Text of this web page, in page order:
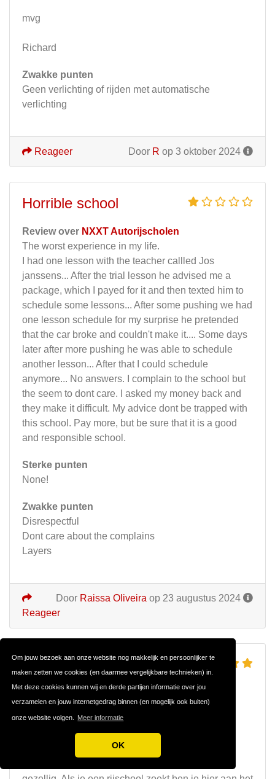
Om jouw bezoek aan onze website nog makkelijk en persoonlijker te
maken zetten we cookies (en daarmee vergelijkbare technieken) in.
Met deze cookies kunnen wij en derde partijen informatie over jou
verzamelen en jouw internetgedrag binnen (en mogelijk ook buiten)
onze website volgen. Meer informatie
OK
mvg
Richard
Zwakke punten
Geen verlichting of rijden met automatische
verlichting
Door R op 3 oktober 2024
Reageer
Horrible school
Review over NXXT Autorijscholen
The worst experience in my life.
I had one lesson with the teacher callled Jos
janssens... After the trial lesson he advised me a
package, which I payed for it and then texted him to
schedule some lessons... After some pushing we had
one lesson schedule for my surprise he pretended
that the car broke and couldn't make it.... Some days
later after more pushing he was able to schedule
another lesson... After that I could schedule
anymore... No answers. I complain to the school but
the seem to dont care. I asked my money back and
they make it difficult. My advice dont be trapped with
this school. Pay more, but be sure that it is a good
and responsible school.
Sterke punten
None!
Zwakke punten
Disrespectful
Dont care about the complains
Layers
Door Raissa Oliveira op 23 augustus 2024
Reageer
Top
Review overAutorijschool Loor
Vandaag in 1 keer mijn rijbewijs gehaald bij
Autorijschool Loor